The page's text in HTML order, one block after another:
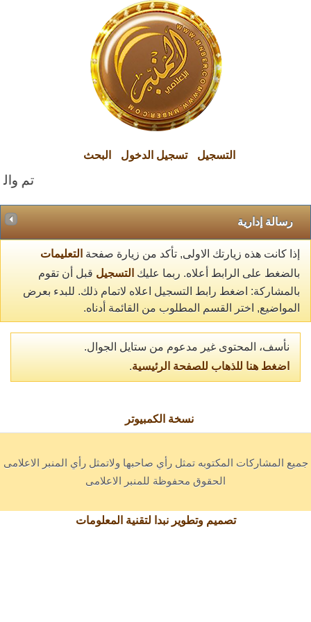
التسجيل تسجيل الدخول البحث
تم
رسالة إدارية
إذا كانت هذه زيارتك الاولى, تأكد من زيارة صفحة التعليمات
بالضغط على الرابط أعلاه. ربما عليك التسجيل قبل أن تقوم
بالمشاركة: اضغط رابط التسجيل اعلاه لاتمام ذلك. للبدء بعرض
المواضيع, اختر القسم المطلوب من القائمة أدناه.
نأسف، المحتوى غير مدعوم من ستايل الجوال.
اضغط هنا للذهاب للصفحة الرئيسية.
نسخة الكمبيوتر
جميع المشاركات المكتوبه تمثل رأي صاحبها ولاتمثل رأي المنبر الاعلامى
الحقوق محفوظة للمنبر الاعلامى
تصميم وتطوير نبدا لتقنية المعلومات